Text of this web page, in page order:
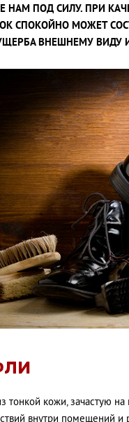
НАМ ПОД СИЛУ. ПРИ
СПОКОЙНО МОЖЕТ
ВНЕШНЕМУ ВИДУ
тонкой кожи, зачастую